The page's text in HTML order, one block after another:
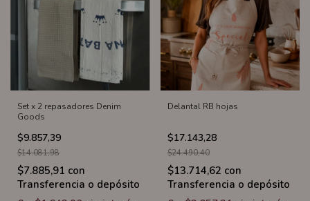
Set x 2 repasadores Denim
Goods
$9.857,39
$14.081,98
$7.885,91 con
Transferencia o depósito
Delantal RB hojas
$17.143,28
$24.490,40
$13.714,62 con
Transferencia o depósito